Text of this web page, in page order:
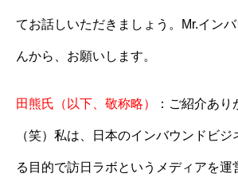
てお話しいただきましょう。Mr.イン
んから、お願いします。
田熊氏（以下、敬称略） ：ご紹介あ
（笑）私は、日本のインバウンドビ
る目的で訪日ラボというメディアを運